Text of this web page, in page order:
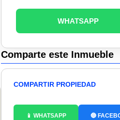
WHATSAPP
Comparte este Inmueble
COMPARTIR PROPIEDAD
📱 WHATSAPP 🔵